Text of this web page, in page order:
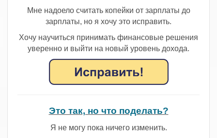
Мне надоело считать копейки от зарплаты до
зарплаты, но я хочу это исправить.
Хочу научиться принимать финансовые решения
уверенно и выйти на новый уровень дохода.
Это так, но что поделать?
Я не могу пока ничего изменить.